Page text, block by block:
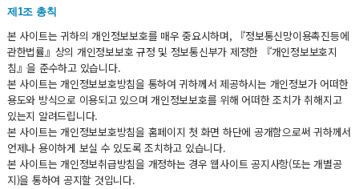
제1조 총칙
본 사이트는 귀하의 개인정보보호를 매우 중요시하며, 『정보통신망이용촉진등에
관한법률』상의 개인정보보호 규정 및 정보통신부가 제정한 『개인정보보호지
침』을 준수하고 있습니다.
본 사이트는 개인정보보호방침을 통하여 귀하께서 제공하시는 개인정보가 어떠한
용도와 방식으로 이용되고 있으며 개인정보보호를 위해 어떠한 조치가 취해지고
있는지 알려드립니다.
본 사이트는 개인정보보호방침을 홈페이지 첫 화면 하단에 공개함으로써 귀하께서
언제나 용이하게 보실 수 있도록 조치하고 있습니다.
본 사이트는 개인정보취급방침을 개정하는 경우 웹사이트 공지사항(또는 개별공
지)을 통하여 공지할 것입니다.